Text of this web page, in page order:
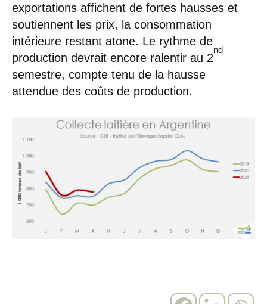
exportations affichent de fortes hausses et
soutiennent les prix, la consommation
intérieure restant atone. Le rythme de
production devrait encore ralentir au 2
nd
semestre, compte tenu de la hausse
attendue des coûts de production.